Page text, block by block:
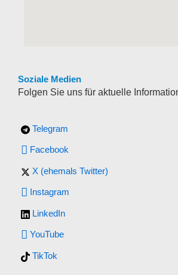
Soziale Medien
Folgen Sie uns für aktuelle
Telegram
Facebook
X (ehemals Twitter)
Instagram
LinkedIn
YouTube
TikTok